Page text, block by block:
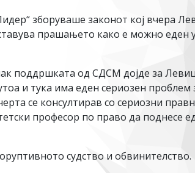
зборуваше законот кој вчера
прашањето како е можно еден
поддршката од СДСМ дојде за
и тука има еден сериозен проблем
се консултирав со сериозни
професор по право да поднесе
судство и обвинителство.